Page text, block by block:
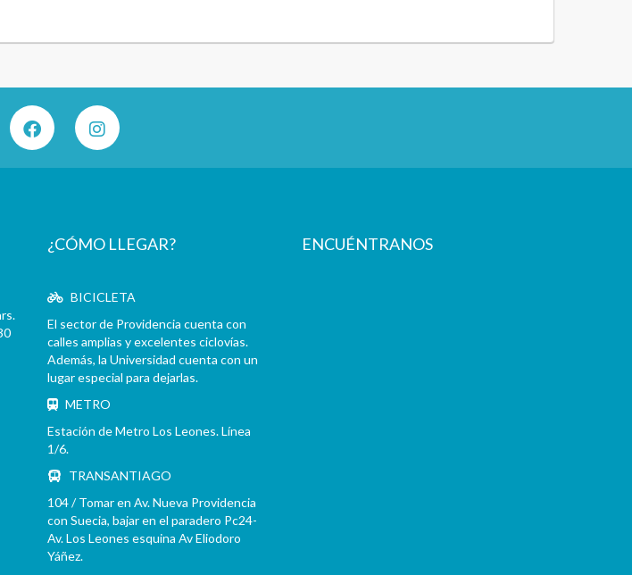
¿CÓMO LLEGAR?
BICICLETA
El sector de Providencia cuenta con
calles amplias y excelentes ciclovías.
Además, la Universidad cuenta con un
lugar especial para dejarlas.
METRO
Estación de Metro Los Leones. Línea
1/6.
TRANSANTIAGO
104 / Tomar en Av. Nueva Providencia
con Suecia, bajar en el paradero Pc24-
Av. Los Leones esquina Av Eliodoro
Yáñez.
ENCUÉNTRANOS